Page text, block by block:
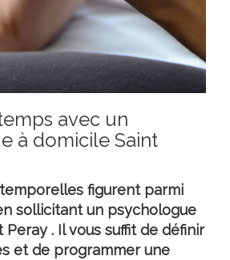
avec un
à domicile Saint
figurent parmi
sollicitant un psychologue
Peray. Il vous suffit de définir
et de programmer une